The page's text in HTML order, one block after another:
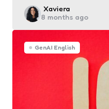
Posted
by
Xaviera
8 months ago
GenAI English